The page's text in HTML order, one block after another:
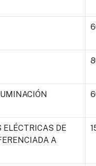
ELÉCTRICAS DE
A